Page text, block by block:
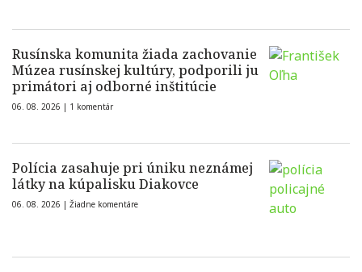
Rusínska komunita žiada zachovanie
Múzea rusínskej kultúry, podporili ju
primátori aj odborné inštitúcie
06. 08. 2026 | 1 komentár
Polícia zasahuje pri úniku neznámej
látky na kúpalisku Diakovce
06. 08. 2026 | Žiadne komentáre